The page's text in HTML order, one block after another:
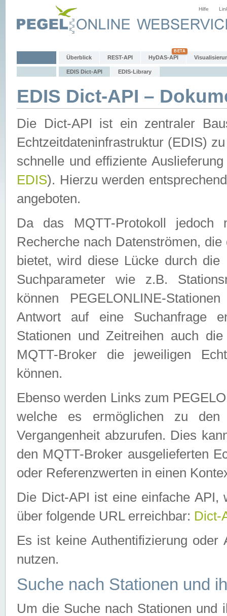
Hilfe
Überblick REST-API HyDAS-API
EDIS Dict-API EDIS-Library
EDIS Dict-API –
Die Dict-API ist ein zentraler
Echtzeitdateninfrastruktur (EDIS)
schnelle und effiziente
EDIS). Hierzu werden
angeboten.
Da das MQTT-Protokoll jedoch
Recherche nach Datenströmen,
bietet, wird diese Lücke durch die
Suchparameter wie z.B.
können PEGELONLINE-
Antwort auf eine Suchanfrage
Stationen und Zeitreihen auch
MQTT-Broker die jeweiligen
können.
Ebenso werden Links zum
welche es ermöglichen zu den
Vergangenheit abzurufen. Dies
den MQTT-Broker ausgelieferten
oder Referenzwerten in einen
Die Dict-API ist eine einfache API,
über folgende URL erreichbar: Dict-
Es ist keine Authentifizierung
nutzen.
Suche nach Stationen und
Um die Suche nach Stationen und